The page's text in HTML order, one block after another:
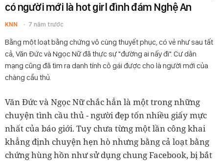
có người mới là hot girl đình đám Nghệ An
KNN 7 năm trước
Bằng một loạt bằng chứng vô cùng thuyết phục, có vẻ như sau tất
cả, Văn Đức và Ngọc Nữ đã thực sự "đường ai nấy đi". Cư dân
mạng cũng đã tìm ra danh tính cô gái được cho là người mới của
chàng cầu thủ.
Văn Đức và Ngọc Nữ chắc hẳn là một trong những
chuyện tình cầu thủ - người đẹp tốn nhiều giấy mực
nhất của báo giới. Tuy chưa từng một lần công khai
khẳng định chuyện hẹn hò nhưng bằng cả loạt bằng
chứng hùng hồn như sử dụng chung Facebook, bị bắt